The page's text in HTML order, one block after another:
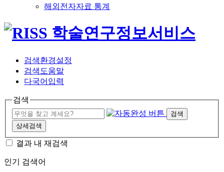
해외전자자료 통계
검색환경설정
검색도움말
다국어입력
검색
검색
상세검색
결과 내 재검색
인기 검색어